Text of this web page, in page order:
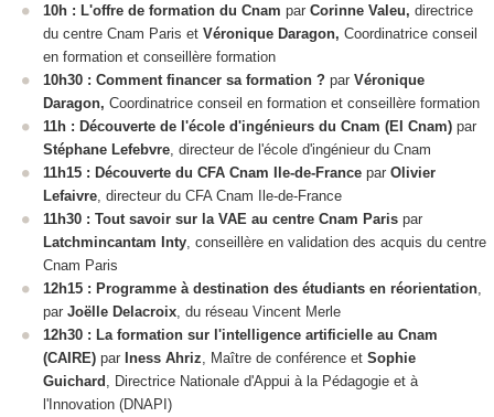
10h : L'offre de formation du Cnam par Corinne Valeu, directrice
du centre Cnam Paris et Véronique Daragon, Coordinatrice conseil
en formation et conseillère formation
10h30 : Comment financer sa formation ? par Véronique
Daragon, Coordinatrice conseil en formation et conseillère formation
11h : Découverte de l'école d'ingénieurs du Cnam (EI Cnam) par
Stéphane Lefebvre , directeur de l'école d'ingénieur du Cnam
11h15 : Découverte du CFA Cnam Ile-de-France par Olivier
Lefaivre , directeur du CFA Cnam Ile-de-France
11h30 : Tout savoir sur la VAE au centre Cnam Paris par
Latchmincantam Inty , conseillère en validation des acquis du centre
Cnam Paris
12h15 : Programme à destination des étudiants en réorientation
par Joëlle Delacroix , du réseau Vincent Merle
12h30 : La formation sur l'intelligence artificielle au Cnam
(CAIRE) par Iness Ahriz , Maître de conférence et Sophie
Guichard , Directrice Nationale d'Appui à la Pédagogie et à
l'Innovation (DNAPI)